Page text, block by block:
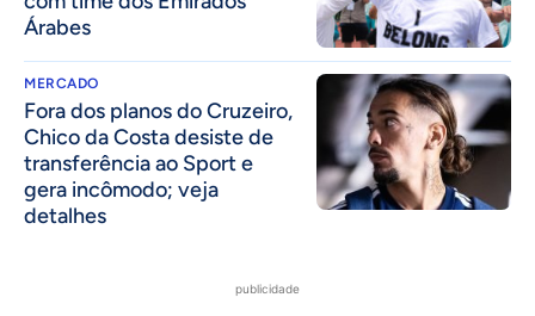
Árabes
MERCADO
Fora dos planos do Cruzeiro,
Chico da Costa desiste de
transferência ao Sport e
gera incômodo; veja
detalhes
publicidade